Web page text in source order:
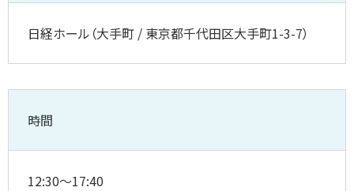
日経ホール（大手町 / 東京都千代田区大手町1-3-7）
時間
12:30～17:40